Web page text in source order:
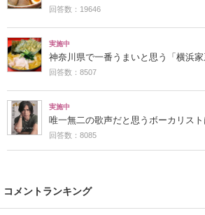
回答数：19646
実施中
神奈川県で一番うまいと思う「横浜
回答数：8507
実施中
唯一無二の歌声だと思うボーカリスト
回答数：8085
コメントランキング